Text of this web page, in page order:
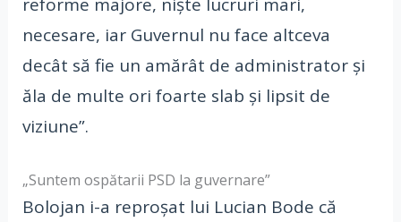
necesare, iar Guvernul nu face altceva
decât să fie un amărât de administrator și
ăla de multe ori foarte slab și lipsit de
viziune”.
„Suntem ospătarii PSD la guvernare”
Bolojan i-a reproșat lui Lucian Bode că